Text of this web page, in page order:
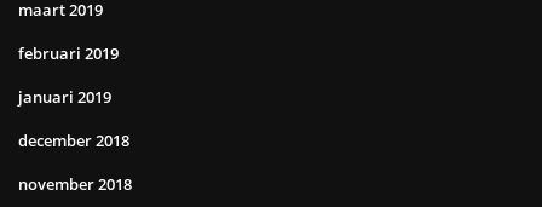
maart 2019
februari 2019
januari 2019
december 2018
november 2018